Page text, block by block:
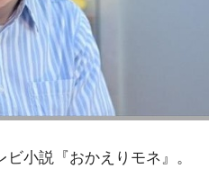
小説『おかえりモネ』。